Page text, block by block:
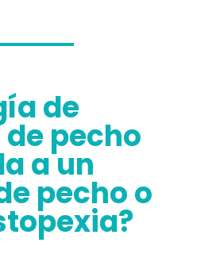
de
pecho
a un
pecho o